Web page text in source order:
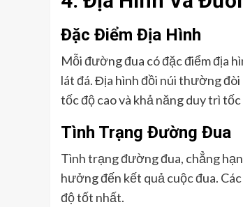
Đặc Điểm Địa Hình
Mỗi đường đua có đặc điểm địa
lát đá. Địa hình đồi núi thường
tốc độ cao và khả năng duy trì tốc
Tình Trạng Đường Đua
Tình trạng đường đua, chẳng
hưởng đến kết quả cuộc đua.
độ tốt nhất.